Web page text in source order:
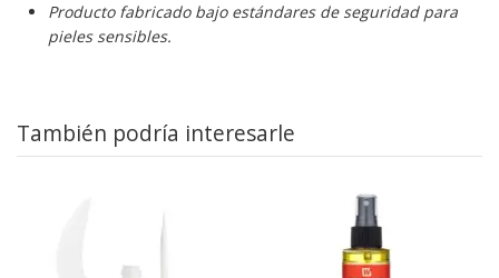
Producto fabricado bajo estándares de seguridad para
pieles sensibles.
También podría interesarle